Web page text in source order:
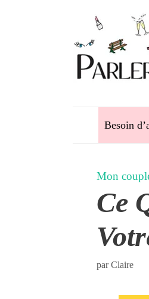
Besoin
Mon
Ce
parClaire